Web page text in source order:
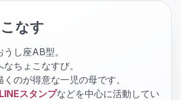
なす
し座AB型。
ちょこなすび。
のが得意な一児の母です。
LINEスタンプなどを中心に活動してい